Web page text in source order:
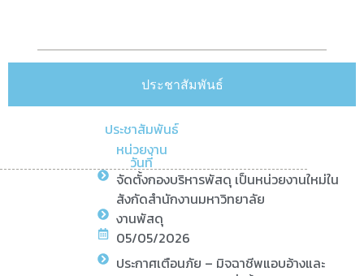
ประชาสัมพันธ์
ประชาสัมพันธ์
หน่วยงาน
วันที่
จัดตั้งกองบริหารพัสดุ เป็นหน่วยงานใหม่ใน
สังกัดสำนักงานมหาวิทยาลัย
งานพัสดุ
05/05/2026
ประกาศเตือนภัย – มิจฉาชีพแอบอ้างและ